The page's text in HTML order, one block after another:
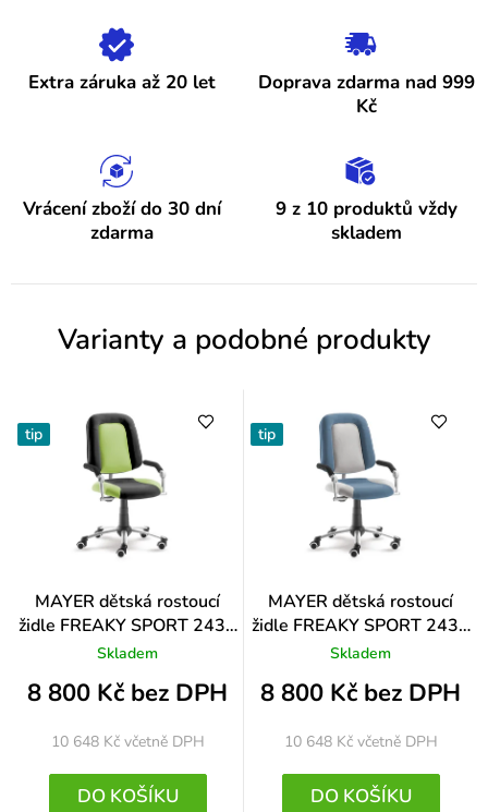
h
o
e
Extra záruka až 20 let
Doprava zdarma nad 999
Kč
Vrácení zboží do 30 dní
zdarma
9 z 10 produktů vždy
skladem
Varianty a podobné produkty
tip
MAYER dětská rostoucí
židle FREAKY SPORT 2430
08 396
hodnocení
produktu
je
4,0
z
5
hvězdiček.
Skladem
8 800 Kč bez DPH
10 648 Kč včetně DPH
DO KOŠÍKU
tip
MAYER dětská rostoucí
židle FREAKY SPORT 2430
08 392
Skladem
8 800 Kč bez DPH
10 648 Kč včetně DPH
DO KOŠÍKU